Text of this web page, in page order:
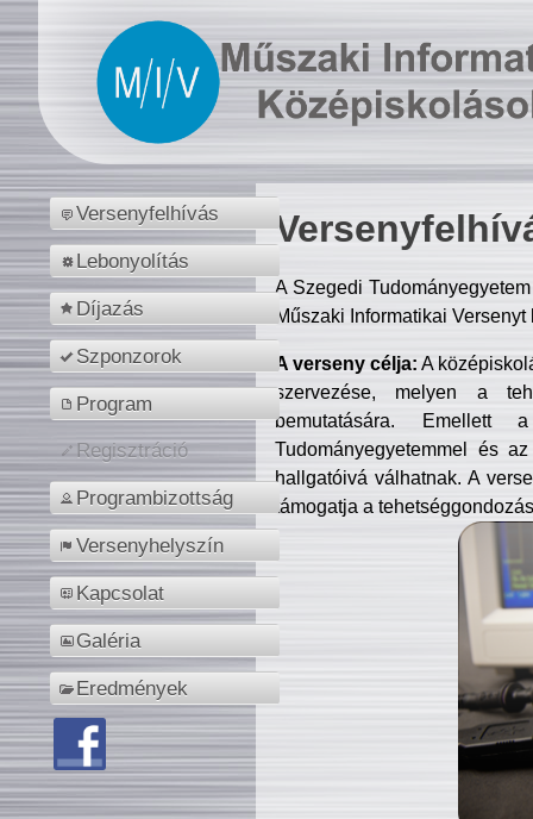
Versenyfelhívás
Lebonyolítás
Díjazás
Szponzorok
Program
Regisztráció
Programbizottság
Versenyhelyszín
Kapcsolat
Galéria
Eredmények
A Szegedi
Műszaki Informatikai
A verseny célja: A
szervezése, melyen a
bemutatására. Emellett
Tudományegyetemmel és
hallgatóivá válhatnak. A
támogatja a